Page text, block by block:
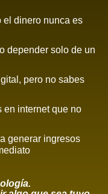
el dinero nunca es
depender solo de un
pero no sabes
en internet que no
generar ingresos